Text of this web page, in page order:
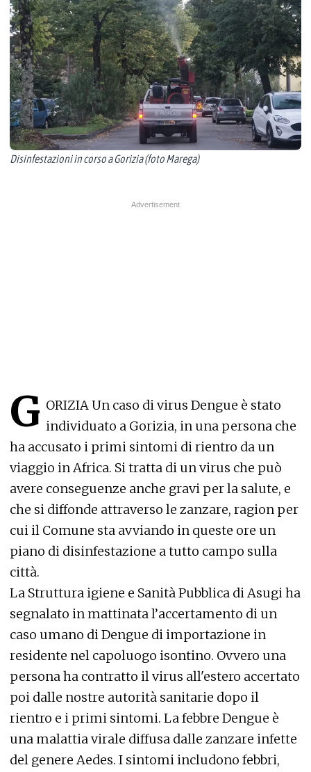
Disinfestazioni in corso a Gorizia (foto Marega)
G ORIZIA Un caso di virus Dengue è stato
individuato a Gorizia, in una persona che
ha accusato i primi sintomi di rientro da un
viaggio in Africa. Si tratta di un virus che può
avere conseguenze anche gravi per la salute, e
che si diffonde attraverso le zanzare, ragion per
cui il Comune sta avviando in queste ore un
piano di disinfestazione a tutto campo sulla
città.
La Struttura igiene e Sanità Pubblica di Asugi ha
segnalato in mattinata l’accertamento di un
caso umano di Dengue di importazione in
residente nel capoluogo isontino. Ovvero una
persona ha contratto il virus all'estero accertato
poi dalle nostre autorità sanitarie dopo il
rientro e i primi sintomi. La febbre Dengue è
una malattia virale diffusa dalle zanzare infette
del genere Aedes. I sintomi includono febbri,